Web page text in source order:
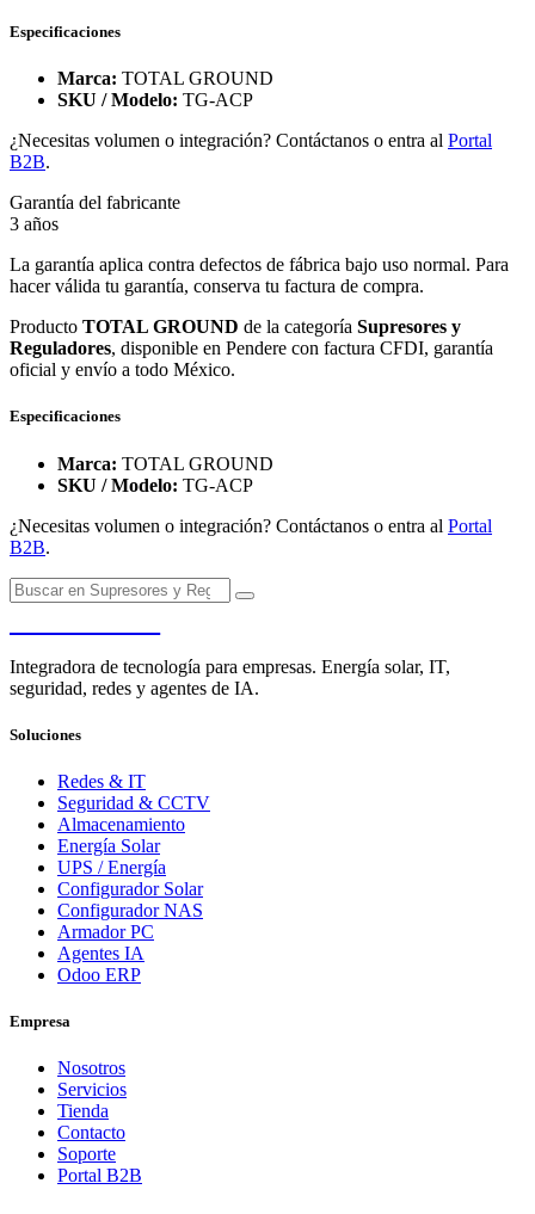
Especificaciones
Marca: TOTAL GROUND
SKU / Modelo: TG-ACP
¿Necesitas volumen o integración? Contáctanos o entra al Portal
B2B.
Garantía del fabricante
3 años
La garantía aplica contra defectos de fábrica bajo uso normal. Para
hacer válida tu garantía, conserva tu factura de compra.
Producto TOTAL GROUND de la categoría Supresores y
Reguladores, disponible en Pendere con factura CFDI, garantía
oficial y envío a todo México.
Especificaciones
Marca: TOTAL GROUND
SKU / Modelo: TG-ACP
¿Necesitas volumen o integración? Contáctanos o entra al Portal
B2B.
Integradora de tecnología para empresas. Energía solar, IT,
seguridad, redes y agentes de IA.
Soluciones
Redes & IT
Seguridad & CCTV
Almacenamiento
Energía Solar
UPS / Energía
Configurador Solar
Configurador NAS
Armador PC
Agentes IA
Odoo ERP
Empresa
Nosotros
Servicios
Tienda
Contacto
Soporte
Portal B2B